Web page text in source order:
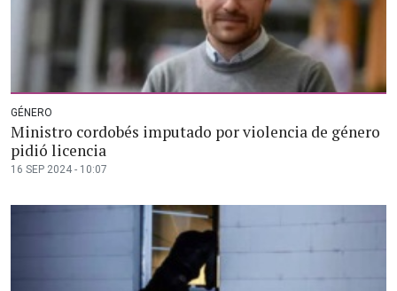
GÉNERO
Ministro cordobés imputado por violencia de género
pidió licencia
16 SEP 2024 - 10:07